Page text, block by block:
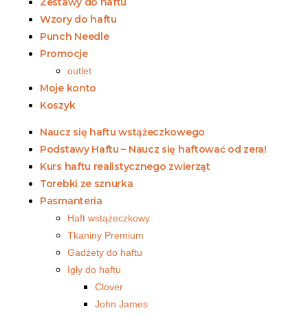
Wzory do haftu
Punch Needle
Promocje
outlet
Moje konto
Koszyk
Naucz się haftu wstążeczkowego
Podstawy Haftu – Naucz się haftować od zera!
Kurs haftu realistycznego zwierząt
Torebki ze sznurka
Pasmanteria
Haft wstążeczkowy
Tkaniny Premium
Gadżety do haftu
Igły do haftu
Clover
John James